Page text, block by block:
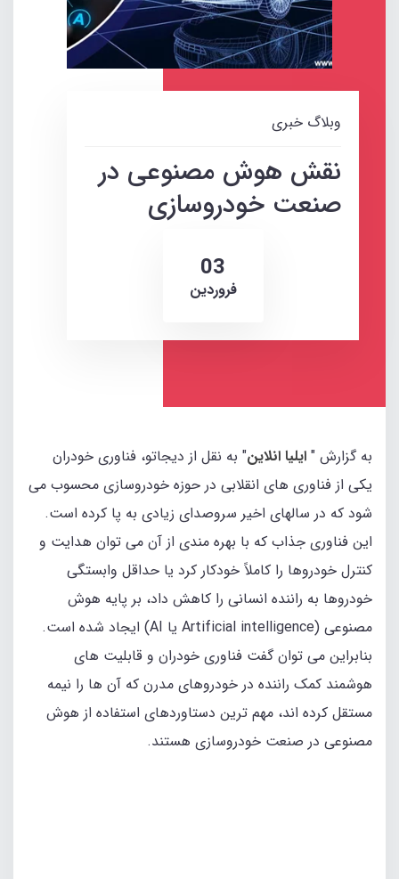
وبلاگ خبری
نقش هوش مصنوعی در
صنعت خودروسازی
03
فروردین
به گزارش " ایلیا انلاین" به نقل از دیجاتو، فناوری خودران
یکی از فناوری‌ های انقلابی در حوزه خودروسازی محسوب می‌
شود که در سالهای اخیر سروصدای زیادی به پا کرده است.
این فناوری جذاب که با بهره‌ مندی از آن می‌ توان هدایت و
کنترل خودروها را کاملاً خودکار کرد یا حداقل وابستگی
خودروها به راننده انسانی را کاهش داد، بر پایه هوش
مصنوعی (Artificial intelligence یا AI) ایجاد شده است.
بنابراین می‌ توان گفت فناوری خودران و قابلیت‌ های
هوشمند کمک‌ راننده در خودروهای مدرن که آن‌ ها را نیمه
مستقل کرده‌ اند، مهم‌ ترین دستاوردهای استفاده از هوش
مصنوعی در صنعت خودروسازی هستند.